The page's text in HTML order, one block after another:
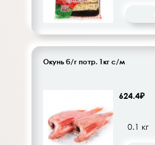
Окунь б/г потр. 1кг с/м
624.4₽